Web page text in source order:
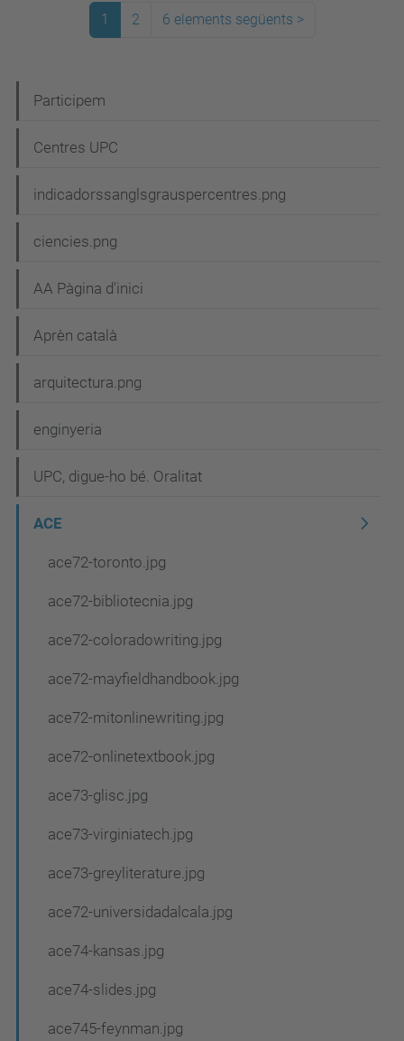
1 2 6 elements següents >
a
v
g
a
i
ó
Participem
Centres UPC
indicadorssanglsgrauspercentres.png
ciencies.png
AA Pàgina d'inici
Aprèn català
arquitectura.png
enginyeria
UPC, digue-ho bé. Oralitat
ACE
ace72-toronto.jpg
ace72-bibliotecnia.jpg
ace72-coloradowriting.jpg
ace72-mayfieldhandbook.jpg
ace72-mitonlinewriting.jpg
ace72-onlinetextbook.jpg
ace73-glisc.jpg
ace73-virginiatech.jpg
ace73-greyliterature.jpg
ace72-universidadalcala.jpg
ace74-kansas.jpg
ace74-slides.jpg
ace745-feynman.jpg